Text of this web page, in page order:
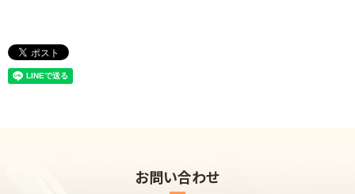
お問い合わせ